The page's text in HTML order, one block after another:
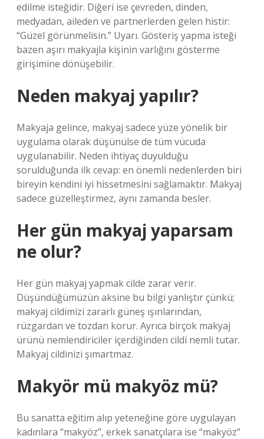
edilme isteğidir. Diğeri ise çevreden, dinden,
medyadan, aileden ve partnerlerden gelen histir:
“Güzel görünmelisin.” Uyarı. Gösteriş yapma isteği
bazen aşırı makyajla kişinin varlığını gösterme
girişimine dönüşebilir.
Neden makyaj yapılır?
Makyaja gelince, makyaj sadece yüze yönelik bir
uygulama olarak düşünülse de tüm vücuda
uygulanabilir. Neden ihtiyaç duyulduğu
sorulduğunda ilk cevap: en önemli nedenlerden biri
bireyin kendini iyi hissetmesini sağlamaktır. Makyaj
sadece güzelleştirmez, aynı zamanda besler.
Her gün makyaj yaparsam
ne olur?
Her gün makyaj yapmak cilde zarar verir.
Düşündüğümüzün aksine bu bilgi yanlıştır çünkü;
makyaj cildimizi zararlı güneş ışınlarından,
rüzgardan ve tozdan korur. Ayrıca birçok makyaj
ürünü nemlendiriciler içerdiğinden cildi nemli tutar.
Makyaj cildinizi şımartmaz.
Makyör mü makyöz mü?
Bu sanatta eğitim alıp yeteneğine göre uygulayan
kadınlara “makyöz”, erkek sanatçılara ise “makyöz”